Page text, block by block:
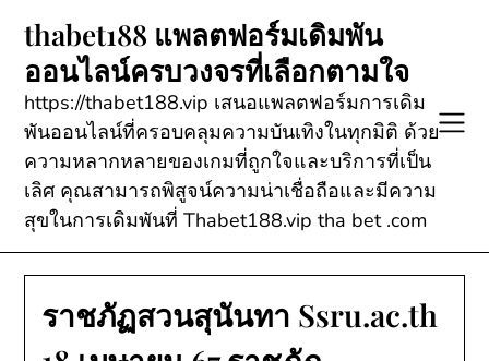
content
thabet188 แพลตฟอร์มเดิมพัน
ออนไลน์ครบวงจรที่เลือกตามใจ
https://thabet188.vip เสนอแพลตฟอร์มการเดิม
พันออนไลน์ที่ครอบคลุมความบันเทิงในทุกมิติ ด้วย
ความหลากหลายของเกมที่ถูกใจและบริการที่เป็น
เลิศ คุณสามารถพิสูจน์ความน่าเชื่อถือและมีความ
สุขในการเดิมพันที่ Thabet188.vip tha bet .com
ราชภัฏสวนสุนันทา Ssru.ac.th